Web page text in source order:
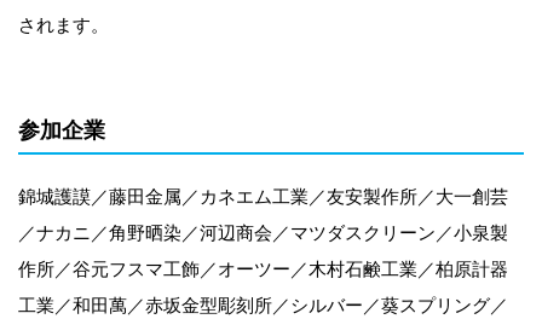
されます。
参加企業
錦城護謨／藤田金属／カネエム工業／友安製作所／大一創芸
／ナカニ／角野晒染／河辺商会／マツダスクリーン／小泉製
作所／谷元フスマ工飾／オーツー／木村石鹸工業／柏原計器
工業／和田萬／赤坂金型彫刻所／シルバー／葵スプリング／